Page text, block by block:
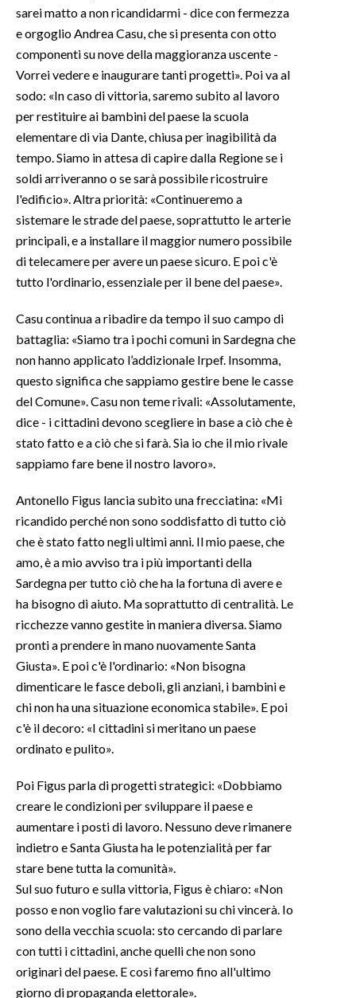
sarei matto a non ricandidarmi - dice con fermezza
e orgoglio Andrea Casu, che si presenta con otto
componenti su nove della maggioranza uscente -
Vorrei vedere e inaugurare tanti progetti». Poi va al
sodo: «In caso di vittoria, saremo subito al lavoro
per restituire ai bambini del paese la scuola
elementare di via Dante, chiusa per inagibilità da
tempo. Siamo in attesa di capire dalla Regione se i
soldi arriveranno o se sarà possibile ricostruire
l'edificio». Altra priorità: «Continueremo a
sistemare le strade del paese, soprattutto le arterie
principali, e a installare il maggior numero possibile
di telecamere per avere un paese sicuro. E poi c'è
tutto l'ordinario, essenziale per il bene del paese».
Casu continua a ribadire da tempo il suo campo di
battaglia: «Siamo tra i pochi comuni in Sardegna che
non hanno applicato l’addizionale Irpef. Insomma,
questo significa che sappiamo gestire bene le casse
del Comune». Casu non teme rivali: «Assolutamente,
dice - i cittadini devono scegliere in base a ciò che è
stato fatto e a ciò che si farà. Sia io che il mio rivale
sappiamo fare bene il nostro lavoro».
Antonello Figus lancia subito una frecciatina: «Mi
ricandido perché non sono soddisfatto di tutto ciò
che è stato fatto negli ultimi anni. Il mio paese, che
amo, è a mio avviso tra i più importanti della
Sardegna per tutto ciò che ha la fortuna di avere e
ha bisogno di aiuto. Ma soprattutto di centralità. Le
ricchezze vanno gestite in maniera diversa. Siamo
pronti a prendere in mano nuovamente Santa
Giusta». E poi c'è l'ordinario: «Non bisogna
dimenticare le fasce deboli, gli anziani, i bambini e
chi non ha una situazione economica stabile». E poi
c'è il decoro: «I cittadini si meritano un paese
ordinato e pulito».
Poi Figus parla di progetti strategici: «Dobbiamo
creare le condizioni per sviluppare il paese e
aumentare i posti di lavoro. Nessuno deve rimanere
indietro e Santa Giusta ha le potenzialità per far
stare bene tutta la comunità».
Sul suo futuro e sulla vittoria, Figus è chiaro: «Non
posso e non voglio fare valutazioni su chi vincerà. Io
sono della vecchia scuola: sto cercando di parlare
con tutti i cittadini, anche quelli che non sono
originari del paese. E così faremo fino all'ultimo
giorno di propaganda elettorale».